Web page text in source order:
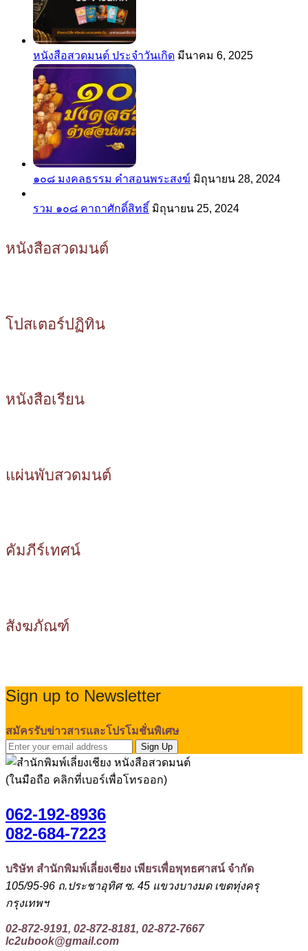
หนังสือสวดมนต์ ประจำวันเกิด มีนาคม 6, 2025
๑๐๘ มงคลธรรม คำสอนพระสงฆ์ มิถุนายน 28, 2024
รวม ๑๐๘ คาถาศักดิ์สิทธิ์ มิถุนายน 25, 2024
หนังสือสวดมนต์
โปสเตอร์ปฏิทิน
หนังสือเรียน
แผ่นพับสวดมนต์
คัมภีร์เทศน์
สังฆภัณฑ์
Sign up to Newsletter
สมัครรับข่าวสารและโปรโมชั่นพิเศษ
Sign Up
(ในมือถือ คลิกที่เบอร์เพื่อโทรออก)
062-192-8936
082-684-7223
บริษัท สำนักพิมพ์เลี่ยงเชียง เพียรเพื่อพุทธศาสน์ จำกัด
105/95-96 ถ.ประชาอุทิศ ซ. 45 แขวงบางมด เขตทุ่งครุ
กรุงเทพฯ
02-872-9191, 02-872-8181, 02-872-7667
lc2ubook@gmail.com